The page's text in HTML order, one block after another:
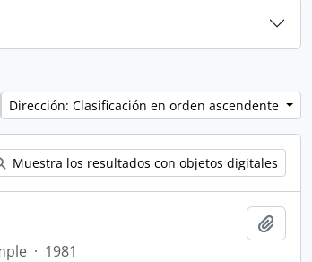
Dirección: Clasificación en orden ascendente
Muestra los resultados con objetos digitales
· 1981